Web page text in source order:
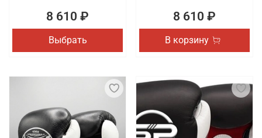
8 610 ₽
Выбрать
8 610 ₽
В корзину